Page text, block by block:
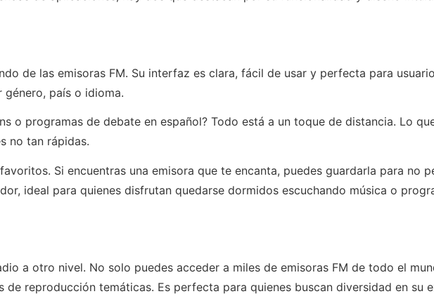
de las emisoras FM. Su interfaz es clara, fácil de usar y perfecta para
género, país o idioma.
o programas de debate en español? Todo está a un toque de distancia. Lo
no tan rápidas.
Si encuentras una emisora que te encanta, puedes guardarla para no
ideal para quienes disfrutan quedarse dormidos escuchando música o
a otro nivel. No solo puedes acceder a miles de emisoras FM de todo el
reproducción temáticas. Es perfecta para quienes buscan diversidad en su